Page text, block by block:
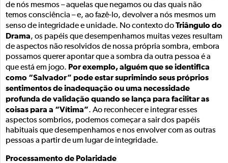
de nós mesmos – aquelas que negamos ou das quais não
temos consciência – e, ao fazê-lo, devolver a nós mesmos um
senso de integridade e unidade. No contexto doTriângulo do
Drama, os papéis que desempenhamos muitas vezes resultam
de aspectos não resolvidos de nossa própria sombra, embora
possamos querer apontar que a sombra da outra pessoa é a
que está em jogo. Por exemplo, alguém que se identifica
como “Salvador” pode estar suprimindo seus próprios
sentimentos de inadequação ou uma necessidade
profunda de validação quando se lança para facilitar as
coisas para a “Vítima”. Ao reconhecer e integrar esses
aspectos sombrios, podemos começar a sair dos papéis
habituais que desempenhamos e nos envolver com as outras
pessoas a partir de um lugar de integridade.
Processamento de Polaridade